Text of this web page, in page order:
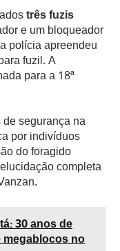
três fuzis
e um bloqueador
polícia apreendeu
fuzil. A
para a 18ª
segurança na
por indivíduos
do foragido
completa
30 anos de
no